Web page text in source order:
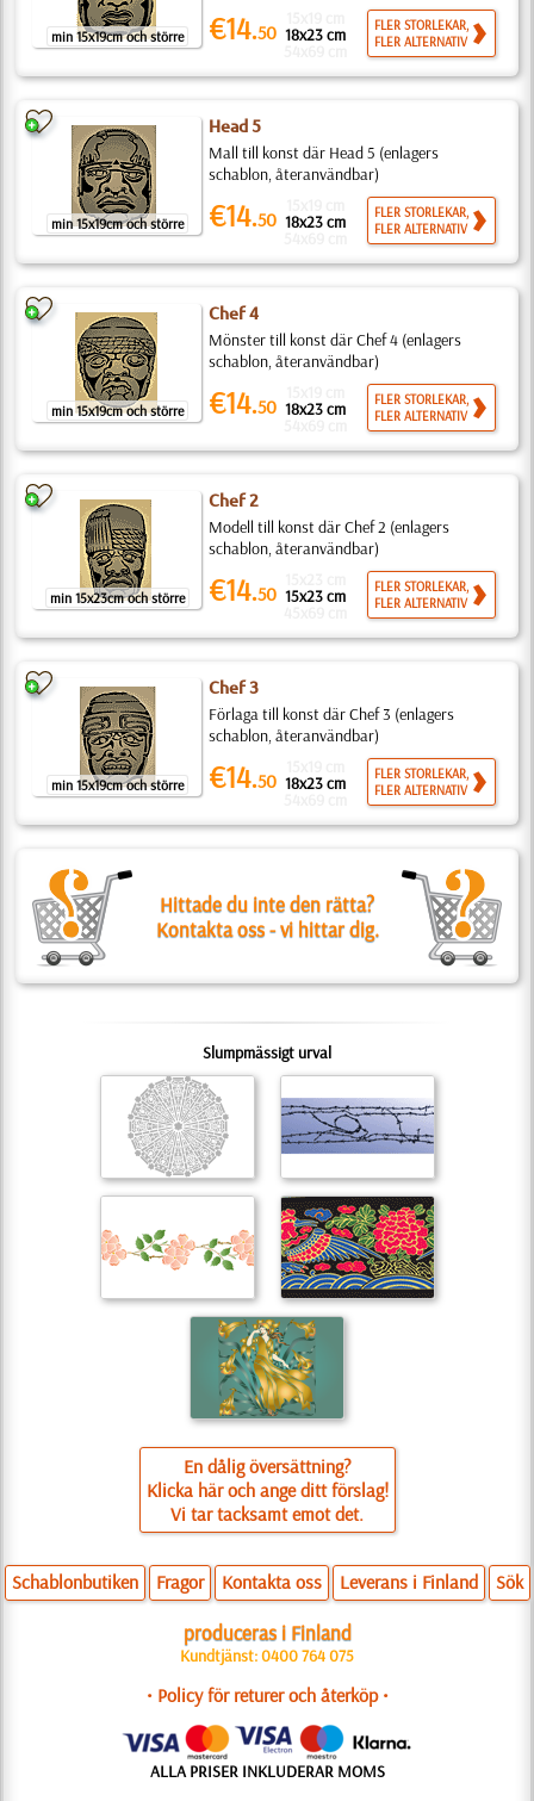
min 15x19cm och större €14.50 18x23 cm
FLER STORLEKAR,
FLER ALTERNATIV
min 15x19cm och större
Head 5
Mall till konst där Head 5 (enlagers
schablon, återanvändbar)
€14.50 18x23 cm
FLER STORLEKAR,
FLER ALTERNATIV
min 15x19cm och större
Chef 4
Mönster till konst där Chef 4 (enlagers
schablon, återanvändbar)
€14.50 18x23 cm
FLER STORLEKAR,
FLER ALTERNATIV
min 15x23cm och större
Chef 2
Modell till konst där Chef 2 (enlagers
schablon, återanvändbar)
€14.50 15x23 cm
FLER STORLEKAR,
FLER ALTERNATIV
min 15x19cm och större
Chef 3
Förlaga till konst där Chef 3 (enlagers
schablon, återanvändbar)
€14.50 18x23 cm
FLER STORLEKAR,
FLER ALTERNATIV
Hittade du inte den rätta?
Kontakta oss - vi hittar dig.
Slumpmässigt urval
En dålig översättning?
Klicka här och ange ditt förslag!
Vi tar tacksamt emot det.
Schablonbutiken Fragor Kontakta oss Leverans i Finland Sök
produceras i Finland
Kundtjänst: 0400 764 075
• Policy för returer och återköp •
ALLA PRISER INKLUDERAR MOMS